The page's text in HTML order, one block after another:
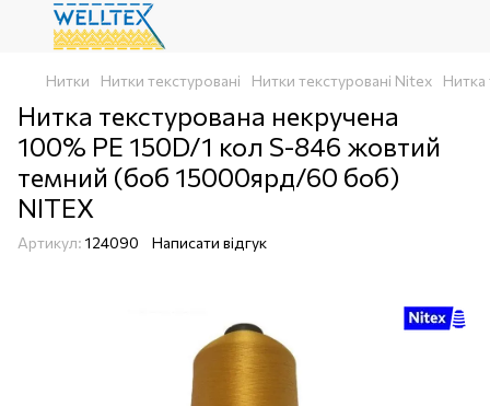
Нитки Нитки текстуровані Нитки текстуровані Nitex
Нитка текстурована некручена
100% PE 150D/1 кол S-846 жовтий
темний (боб 15000ярд/60 боб)
NITEX
Артикул: 124090 Написати відгук